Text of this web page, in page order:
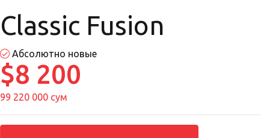
Classic Fusion
Абсолютно новые
$8 200
99 220 000 сум